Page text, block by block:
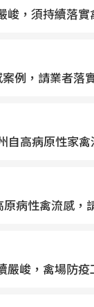
，須持續落實
例，請業者落
高病原性家
病性禽流感，
峻，禽場防疫